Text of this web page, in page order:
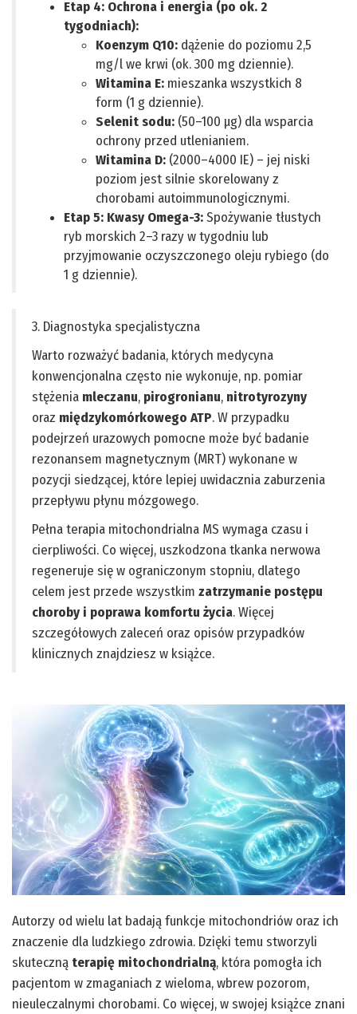
Etap 4: Ochrona i energia (po ok. 2
tygodniach):
Koenzym Q10: dążenie do poziomu 2,5
mg/l we krwi (ok. 300 mg dziennie).
Witamina E: mieszanka wszystkich 8
form (1 g dziennie).
Selenit sodu: (50–100 µg) dla wsparcia
ochrony przed utlenianiem.
Witamina D: (2000–4000 IE) – jej niski
poziom jest silnie skorelowany z
chorobami autoimmunologicznymi.
Etap 5: Kwasy Omega-3:Spożywanie tłustych
ryb morskich 2–3 razy w tygodniu lub
przyjmowanie oczyszczonego oleju rybiego (do
1 g dziennie).
3. Diagnostyka specjalistyczna
Warto rozważyć badania, których medycyna
konwencjonalna często nie wykonuje, np. pomiar
stężenia mleczanu, pirogronianu, nitrotyrozyny
oraz międzykomórkowego ATP. W przypadku
podejrzeń urazowych pomocne może być badanie
rezonansem magnetycznym (MRT) wykonane w
pozycji siedzącej, które lepiej uwidacznia zaburzenia
przepływu płynu mózgowego.
Pełna terapia mitochondrialna MS wymaga czasu i
cierpliwości. Co więcej, uszkodzona tkanka nerwowa
regeneruje się w ograniczonym stopniu, dlatego
celem jest przede wszystkim zatrzymanie postępu
choroby i poprawa komfortu życia. Więcej
szczegółowych zaleceń oraz opisów przypadków
klinicznych znajdziesz w książce.
Autorzy od wielu lat badają funkcje mitochondriów oraz ich
znaczenie dla ludzkiego zdrowia. Dzięki temu stworzyli
skuteczną terapię mitochondrialną, która pomogła ich
pacjentom w zmaganiach z wieloma, wbrew pozorom,
nieuleczalnymi chorobami. Co więcej, w swojej książce znani